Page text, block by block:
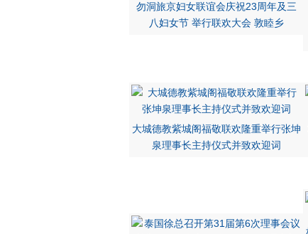
勿洞旅京妇女联谊会庆祝23周年及三
八妇女节 举行联欢大会 敦睦乡
大城德教紫城阁福敬联欢隆重举行张坤
泉理事长主持仪式并致欢迎词